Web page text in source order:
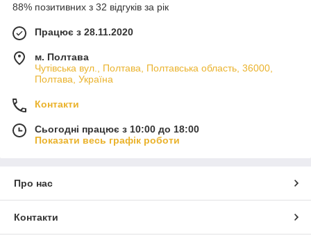
88% позитивних з 32 відгуків за рік
Працює з 28.11.2020
м. Полтава
Чутівська вул., Полтава, Полтавська область, 36000,
Полтава, Україна
Контакти
Сьогодні працює з 10:00 до 18:00
Показати весь графік роботи
Про нас
Контакти